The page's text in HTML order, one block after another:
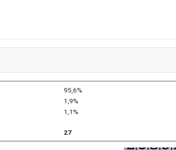
95,6%
1,9%
1,1%
27